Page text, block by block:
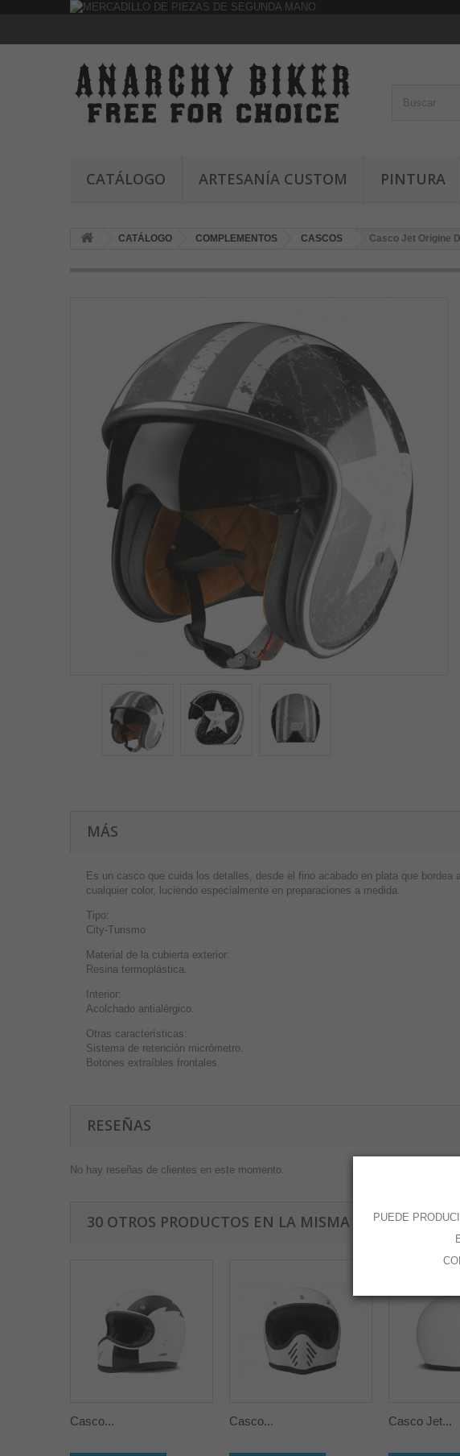
CATÁLOGO ARTESANÍA CUSTOM PINTURA
CATÁLOGO COMPLEMENTOS CASCOS Casco Jet Origine
MÁS
Es un casco que cuida los detalles, desde el fino acabado en plata que
cualquier color, luciendo especialmente en preparaciones a medida.
Tipo:
City-Turismo
Material de la cubierta exterior:
Resina termoplástica.
Interior:
Acolchado antialérgico.
Otras características:
Sistema de retención micrómetro.
Botones extraíbles frontales.
RESEÑAS
No hay reseñas de clientes en este momento.
30 OTROS PRODUCTOS EN LA MISMA CATEGORÍA:
Casco... Casco... Casco Jet...
PUEDE